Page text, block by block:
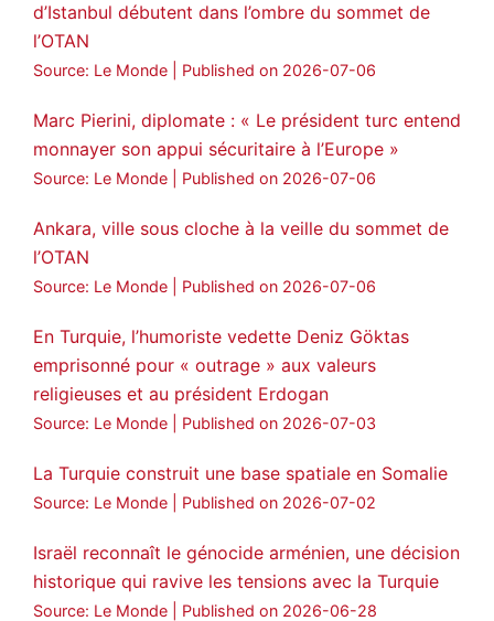
d’Istanbul débutent dans l’ombre du sommet de
l’OTAN
Source: Le Monde Published on 2026-07-06
Marc Pierini, diplomate : « Le président turc entend
monnayer son appui sécuritaire à l’Europe »
Source: Le Monde Published on 2026-07-06
Ankara, ville sous cloche à la veille du sommet de
l’OTAN
Source: Le Monde Published on 2026-07-06
En Turquie, l’humoriste vedette Deniz Göktas
emprisonné pour « outrage » aux valeurs
religieuses et au président Erdogan
Source: Le Monde Published on 2026-07-03
La Turquie construit une base spatiale en Somalie
Source: Le Monde Published on 2026-07-02
Israël reconnaît le génocide arménien, une décision
historique qui ravive les tensions avec la Turquie
Source: Le Monde Published on 2026-06-28